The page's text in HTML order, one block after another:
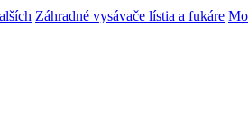
Záhradné vysávače lístia a fukáre